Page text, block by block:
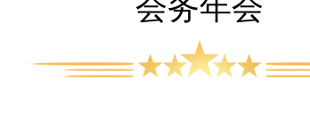
会务年会